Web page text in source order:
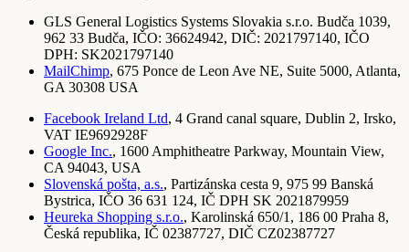
GLS General Logistics Systems Slovakia s.r.o. Budča 1039,
962 33 Budča, IČO: 36624942, DIČ: 2021797140, IČO
DPH: SK2021797140
MailChimp, 675 Ponce de Leon Ave NE, Suite 5000, Atlanta,
GA 30308 USA
Facebook Ireland Ltd, 4 Grand canal square, Dublin 2, Irsko,
VAT IE9692928F
Google Inc., 1600 Amphitheatre Parkway, Mountain View,
CA 94043, USA
Slovenská pošta, a.s., Partizánska cesta 9, 975 99 Banská
Bystrica, IČO 36 631 124, IČ DPH SK 2021879959
Heureka Shopping s.r.o., Karolinská 650/1, 186 00 Praha 8,
Česká republika, IČ 02387727, DIČ CZ02387727